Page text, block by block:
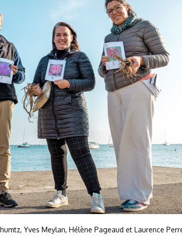
Yves Meylan, Hélène Pageaud et Laurence